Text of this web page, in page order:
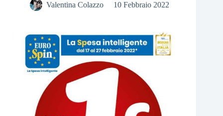
Valentina Colazzo 10 Febbraio 2022